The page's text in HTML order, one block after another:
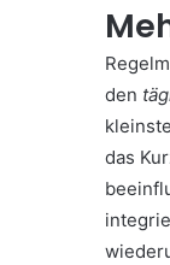
den
das